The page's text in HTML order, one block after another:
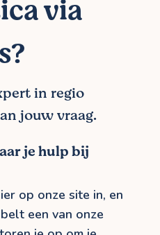
via
in regio
jouw vraag.
je hulp bij
op onze site in, en
een van onze